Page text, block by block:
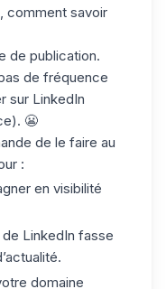
comment savoir
de publication.
de fréquence
sur LinkedIn
😬
de le faire au
:
en visibilité
de LinkedIn fasse
domaine